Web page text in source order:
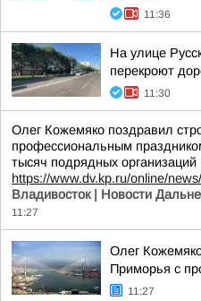
11:36
На улице
перекроют
11:30
Олег Кожемяко поздравил
профессиональным
тысяч подрядных
https://www.dv.kp.ru/online/
Владивосток | Новости
11:27
Олег
Приморья с
11:27